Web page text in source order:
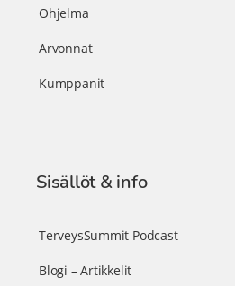
Ohjelma
Arvonnat
Kumppanit
Sisällöt & info
TerveysSummit Podcast
Blogi – Artikkelit